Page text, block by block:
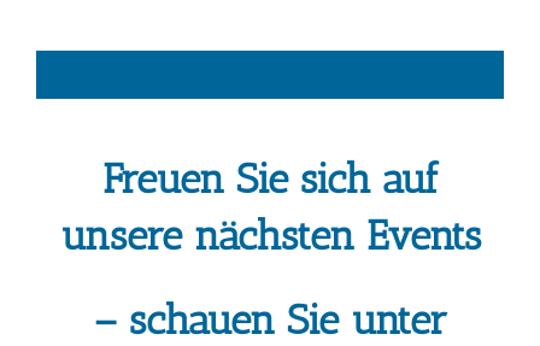
Freuen Sie sich auf
unsere nächsten Events
– schauen Sie unter